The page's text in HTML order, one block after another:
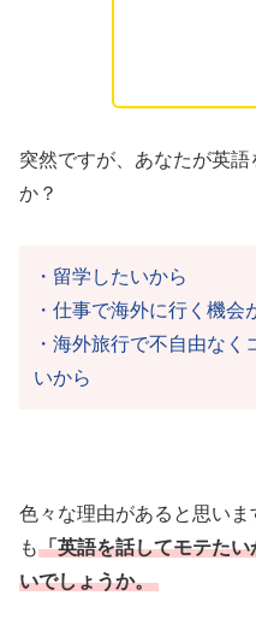
突然ですが、あなたが英
か？
・留学したいから
・仕事で海外に行く機会
・海外旅行で不自由な
いから
色々な理由があると思い
も「英語を話してモテた
いでしょうか。